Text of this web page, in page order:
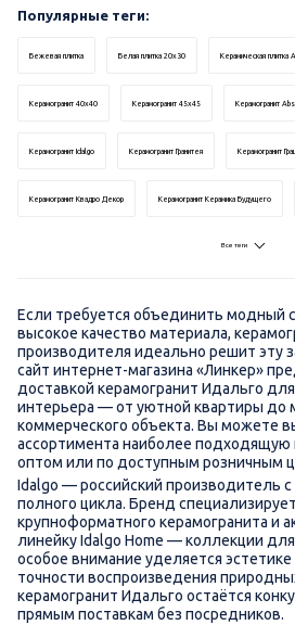
Популярные теги:
Бежевая плитка Белая плитка 20x30 Керамическая плитка
Керамогранит 40x40 Керамогранит 45x45 Керамогранит
Керамогранит Idalgo Керамогранит Гранитея Керамогранит
Керамогранит Квадро Декор Керамогранит Керамика Будущего
Керамогранит и плитка
Крупноформатный Керамогранит
Нефрит-Керамика Никольское Плитка 30x30 Плитка 40x40
Плитка М-Квадрат
Плитка моноколор Строительная плитка Сурфейс Лаб
Утолщенный керамогранит >12мм Шахтинская плитка - Белая
Все теги
Если требуется объединить модный
высокое качество материала,
производителя идеально решит эту
сайт интернет-магазина «Линкер»
доставкой керамогранит Идальго
интерьера — от уютной квартиры до
коммерческого объекта. Вы можете
ассортимента наиболее подходящую
оптом или по доступным розничным
Idalgo — российский производитель
полного цикла. Бренд
крупноформатного керамогранита и
линейку Idalgo Home — коллекции
особое внимание уделяется
точности воспроизведения
керамогранит Идальго остаётся
прямым поставкам без посредников.